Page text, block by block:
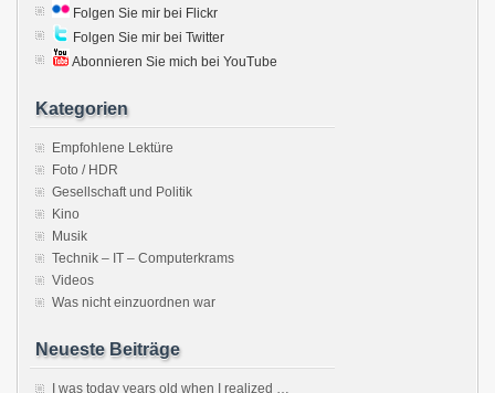
Folgen Sie mir bei Flickr
Folgen Sie mir bei Twitter
Abonnieren Sie mich bei YouTube
Kategorien
Empfohlene Lektüre
Foto / HDR
Gesellschaft und Politik
Kino
Musik
Technik – IT – Computerkrams
Videos
Was nicht einzuordnen war
Neueste Beiträge
I was today years old when I realized …